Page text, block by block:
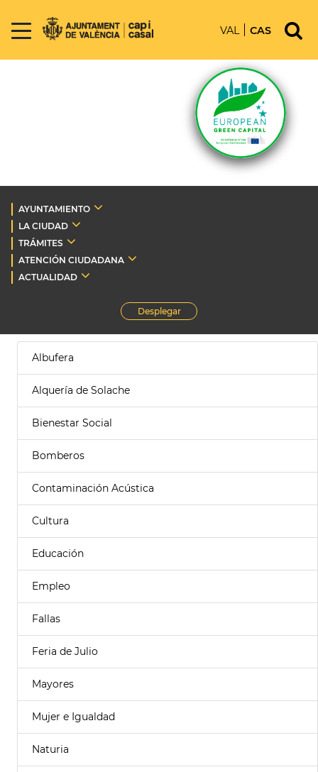
VAL CAS
AYUNTAMIENTO
LA CIUDAD
TRÁMITES
ATENCIÓN CIUDADANA
ACTUALIDAD
Desplegar
Albufera
Alquería de Solache
Bienestar Social
Bomberos
Contaminación Acústica
Cultura
Educación
Empleo
Fallas
Feria de Julio
Mayores
Mujer e Igualdad
Naturia